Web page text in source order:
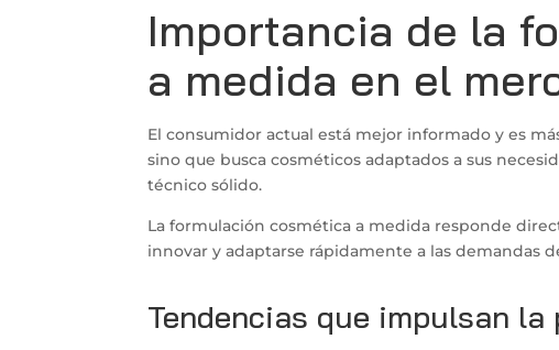
Importancia de la
a medida en el
El consumidor actual está mejor informado y es
sino que busca cosméticos adaptados a sus
técnico sólido.
La formulación cosmética a medida responde
innovar y adaptarse rápidamente a las demandas
Tendencias que impulsan